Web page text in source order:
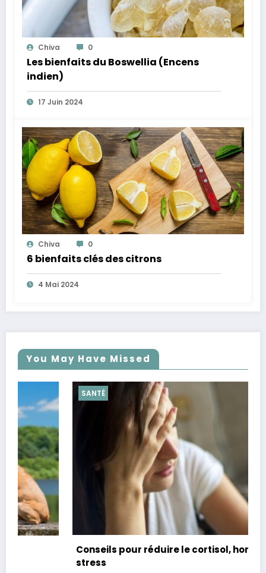
Chiva 0
Les bienfaits du Boswellia (Encens
indien)
17 Juin 2024
Chiva 0
6 bienfaits clés des citrons
4 Mai 2024
You May Have Missed
Conseils pour réduire le cortisol, hormone du